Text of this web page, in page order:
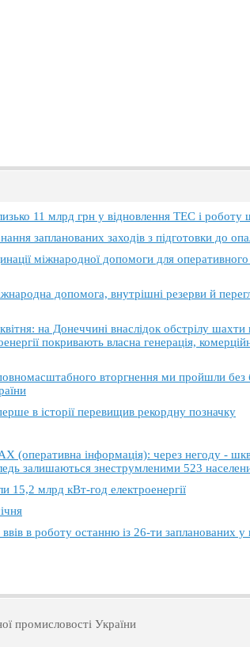
11 млрд грн у відновлення ТЕС і роботу
запланованих заходів з підготовки до
міжнародної допомоги для оперативного
допомога, внутрішні резерви й
на Донеччині внаслідок обстрілу шахти
покривають власна генерація,
вторгнення ми пройшли без
в історії перевищив рекордну позначку
інформація): через негоду -
залишаються знеструмленими 523
млрд кВт-год електроенергії
в роботу останню із 26-ти запланованих у
промисловості України